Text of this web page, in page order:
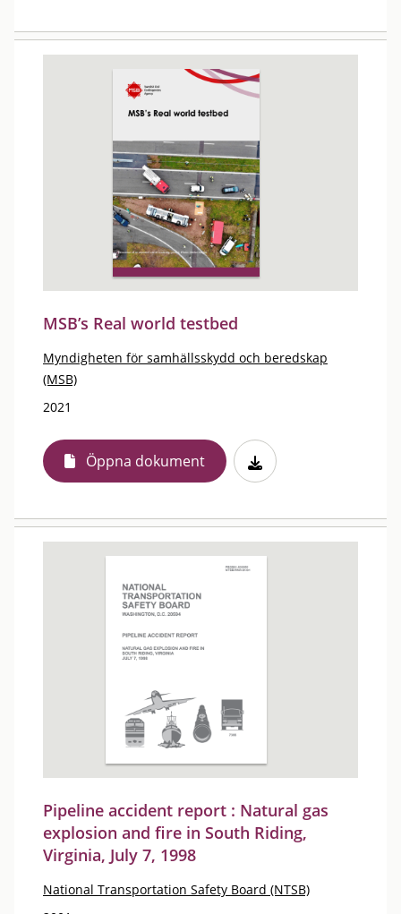
MSB’s Real world testbed
Myndigheten för samhällsskydd och beredskap
(MSB)
2021
Öppna dokument
Pipeline accident report : Natural gas
explosion and fire in South Riding,
Virginia, July 7, 1998
National Transportation Safety Board (NTSB)